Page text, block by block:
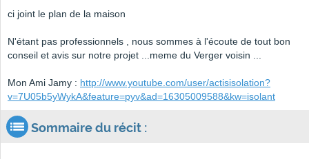
ci joint le plan de la maison
N'étant pas professionnels , nous sommes à l'écoute de tout bon
conseil et avis sur notre projet ...meme du Verger voisin ...
Mon Ami Jamy : http://www.youtube.com/user/actisisolation?
v=7U05b5yWykA&feature=pyv&ad=16305009588&kw=isolant
Sommaire du récit :